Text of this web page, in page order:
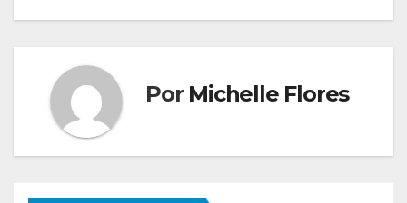
Por Michelle Flores